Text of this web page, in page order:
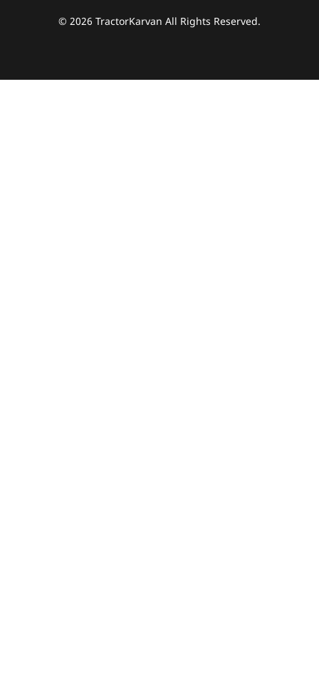
© 2026 TractorKarvan All Rights Reserved.